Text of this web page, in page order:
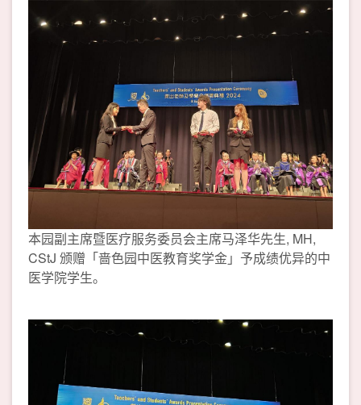
本园副主席暨医疗服务委员会主席马泽华先生, MH,
CStJ 颁赠「啬色园中医教育奖学金」予成绩优异的中
医学院学生。